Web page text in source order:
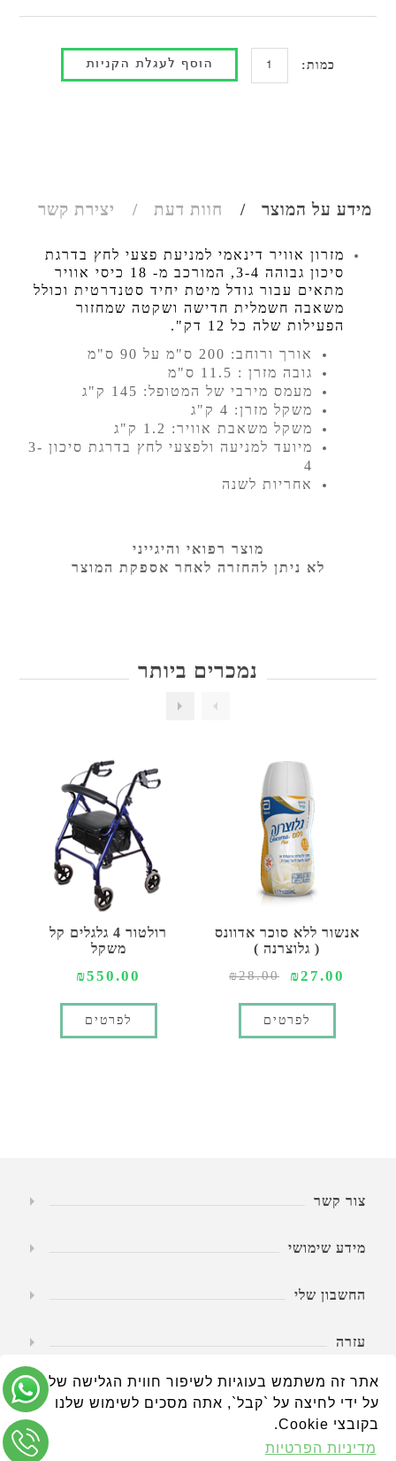
אתר זה משתמש בעוגיות לשיפור חווית הגלישה שלך.
על ידי לחיצה על `קבל`, אתה מסכים לשימוש שלנו
בקובצי Cookie.
מדיניות הפרטיות
כמות:
מידע על המוצר חוות דעת יצירת קשר
מזרון אוויר דינאמי למניעת פצעי לחץ בדרגת
סיכון גבוהה 3-4, המורכב מ- 18 כיסי אוויר
מתאים עבור גודל מיטת יחיד סטנדרטית וכולל
משאבה חשמלית חדישה ושקטה שמחזור
הפעילות שלה כל 12 דק".
אורך ורוחב: 200 ס"מ על 90 ס"מ
גובה מזרן : 11.5 ס"מ
מעמס מירבי של המטופל: 145 ק"ג
משקל מזרן: 4 ק"ג
משקל משאבת אוויר: 1.2 ק"ג
מיועד למניעה ולפצעי לחץ בדרגת סיכון 3-
4
אחריות לשנה
מוצר רפואי והיגייני
לא ניתן להחזרה לאחר אספקת המוצר
נמכרים ביותר
אנשור ללא סוכר אדוונס
( גלוצרנה )
₪27.00
₪28.00
לפרטים
רולטור 4 גלגלים קל
משקל
₪550.00
לפרטים
צור קשר
מידע שימושי
החשבון שלי
עזרה
שעות פעילות